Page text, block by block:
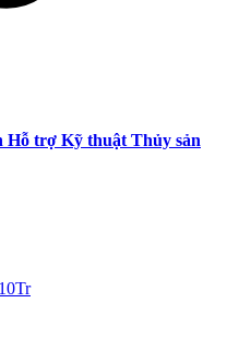
trợ Kỹ thuật Thủy sản
10Tr